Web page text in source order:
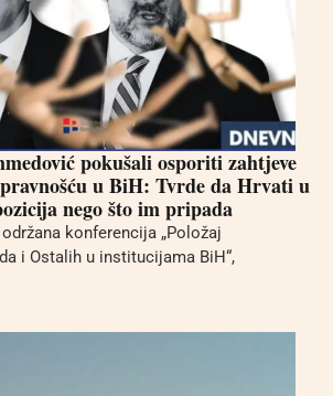
pokušali osporiti zahtjeve
u BiH: Tvrde da Hrvati u
nego što im pripada
konferencija „Položaj
i Ostalih u institucijama BiH“,